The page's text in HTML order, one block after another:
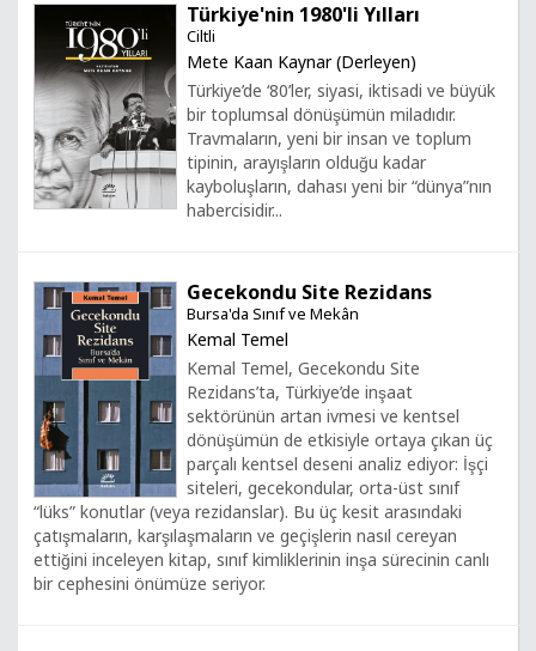
Türkiye'nin 1980'li Yılları
Ciltli
Mete Kaan Kaynar (Derleyen)
Türkiye’de ‘80’ler, siyasi, iktisadi ve büyük
bir toplumsal dönüşümün miladıdır.
Travmaların, yeni bir insan ve toplum
tipinin, arayışların olduğu kadar
kayboluşların, dahası yeni bir “dünya”nın
habercisidir...
Gecekondu Site Rezidans
Bursa'da Sınıf ve Mekân
Kemal Temel
Kemal Temel, Gecekondu Site
Rezidans’ta, Türkiye’de inşaat
sektörünün artan ivmesi ve kentsel
dönüşümün de etkisiyle ortaya çıkan üç
parçalı kentsel deseni analiz ediyor: İşçi
siteleri, gecekondular, orta-üst sınıf
“lüks” konutlar (veya rezidanslar). Bu üç kesit arasındaki
çatışmaların, karşılaşmaların ve geçişlerin nasıl cereyan
ettiğini inceleyen kitap, sınıf kimliklerinin inşa sürecinin canlı
bir cephesini önümüze seriyor.